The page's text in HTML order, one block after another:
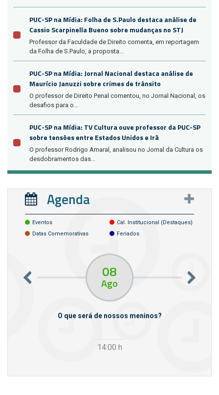
PUC-SP na Mídia: Folha de S.Paulo destaca análise de
Cassio Scarpinella Bueno sobre mudanças no STJ
Professor da Faculdade de Direito comenta, em reportagem
da Folha de S.Paulo, a proposta...
PUC-SP na Mídia: Jornal Nacional destaca análise de
Maurício Januzzi sobre crimes de trânsito
O professor de Direito Penal comentou, no Jornal Nacional, os
desafios para o...
PUC-SP na Mídia: TV Cultura ouve professor da PUC-SP
sobre tensões entre Estados Unidos e Irã
O professor Rodrigo Amaral, analisou no Jornal da Cultura os
desdobramentos das...
Agenda
Eventos
Cal. Institucional (destaques)
Datas Comemorativas
Feriados
08
Ago
O que será de nossos meninos?
14:00 h